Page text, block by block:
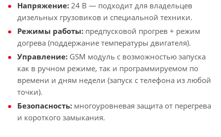
Напряжение: 24 В — подходит для владельцев
дизельных грузовиков и специальной техники.
Режимы работы: предпусковой прогрев + режим
догрева (поддержание температуры двигателя).
Управление: GSM модуль с возможностью запуска
как в ручном режиме, так и программируемом по
времени и дням недели (запуск с телефона из любой
точки).
Безопасность: многоуровневая защита от перегрева
и короткого замыкания.